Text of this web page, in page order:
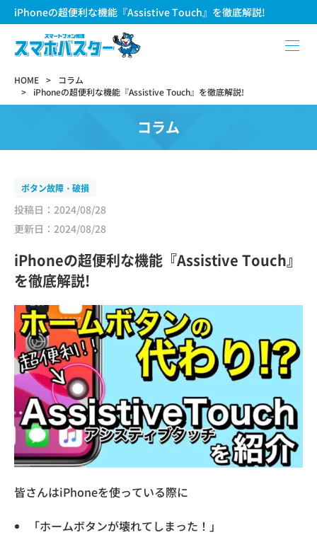
iPhoneの超便利な機能『Assistive Touch』を徹底解説!
HOME
コラム
iPhoneの超便利な機能『Assistive Touch』を徹底解説!
コラム
ボタン故障・破損
投稿日：2024/08/28
更新日：2024/08/28
iPhoneの超便利な機能『Assistive Touch』
を徹底解説!
皆さんはiPhoneを使っている際に
「ホームボタンが壊れてしまった！」